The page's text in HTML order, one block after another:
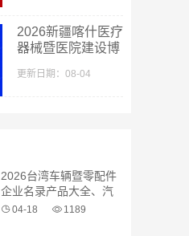
2026新疆喀什医疗
器械暨医院建设博
中医药大健康博览
更新日期：08-04
2026台湾车辆暨零配件
企业名录产品大全、汽
配 汽车零部件
04-18 1189